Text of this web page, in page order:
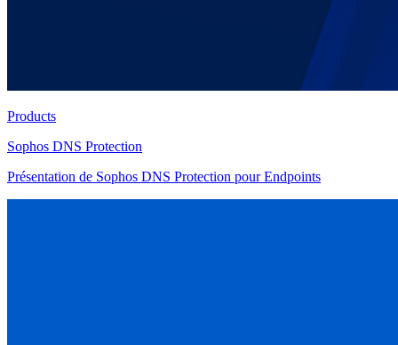
Products
Sophos DNS Protection
Présentation de Sophos DNS Protection pour Endpoints